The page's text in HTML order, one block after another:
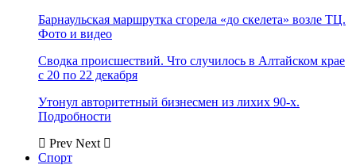
Барнаульская маршрутка сгорела «до скелета» возле ТЦ.
Фото и видео
Сводка происшествий. Что случилось в Алтайском крае
с 20 по 22 декабря
Утонул авторитетный бизнесмен из лихих 90-х.
Подробности
Prev Next
Спорт